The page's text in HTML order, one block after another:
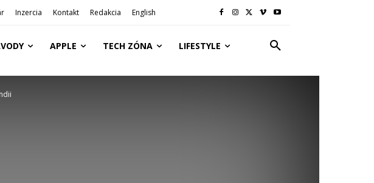
Inzercia Kontakt Redakcia English
APPLE TECH ZÓNA LIFESTYLE